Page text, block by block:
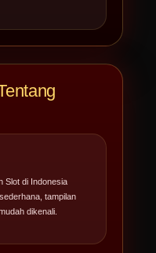
Slot di Indonesia
tampilan
dikenali.